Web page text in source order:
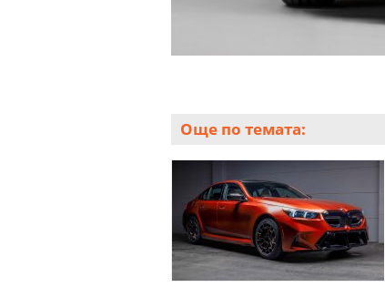
Още по темата: